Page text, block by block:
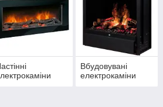
не виробляють теплову енергію, не
повітря і коштують дешевше
рішень.
Вбудовувані
електрокаміни